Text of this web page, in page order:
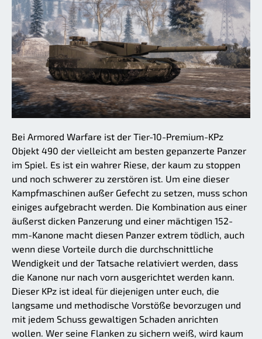
Bei Armored Warfare ist der Tier-10-Premium-KPz
Objekt 490 der vielleicht am besten gepanzerte Panzer
im Spiel. Es ist ein wahrer Riese, der kaum zu stoppen
und noch schwerer zu zerstören ist. Um eine dieser
Kampfmaschinen außer Gefecht zu setzen, muss schon
einiges aufgebracht werden. Die Kombination aus einer
äußerst dicken Panzerung und einer mächtigen 152-
mm-Kanone macht diesen Panzer extrem tödlich, auch
wenn diese Vorteile durch die durchschnittliche
Wendigkeit und der Tatsache relativiert werden, dass
die Kanone nur nach vorn ausgerichtet werden kann.
Dieser KPz ist ideal für diejenigen unter euch, die
langsame und methodische Vorstöße bevorzugen und
mit jedem Schuss gewaltigen Schaden anrichten
wollen. Wer seine Flanken zu sichern weiß, wird kaum